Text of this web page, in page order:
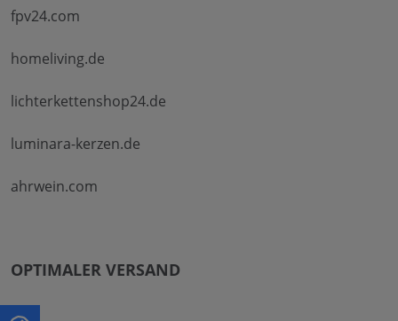
fpv24.com
homeliving.de
lichterkettenshop24.de
luminara-kerzen.de
ahrwein.com
OPTIMALER VERSAND